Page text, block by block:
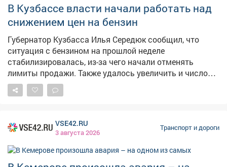
В Кузбассе власти начали работать над
снижением цен на бензин
Губернатор Кузбасса Илья Середюк сообщил, что
ситуация с бензином на прошлой неделе
стабилизировалась, из-за чего начали отменять
лимиты продажи. Также удалось увеличить и число
работающих заправок - со 149 до 182. Теперь власти
заняты нормализацией цен. «На предыдущей неделе
предварительно договоренность, что на текущей
неделе логистические затраты будут снижаться, а
значит, будет возможность нам говорить о снижении
цен на этих заправочных станций», - рассказал глава
VSE42.RU
3 августа 2026
Транспорт и дороги